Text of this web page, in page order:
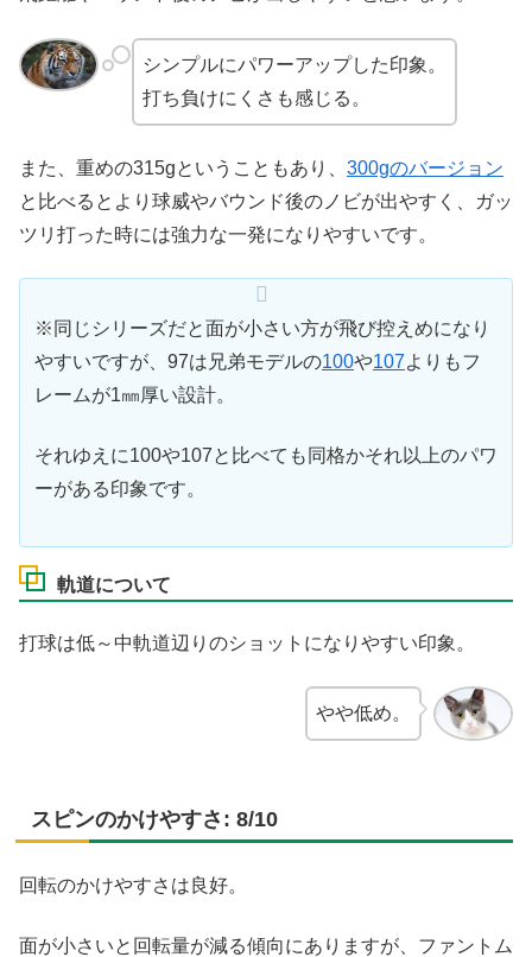
シンプルにパワーアップした印象。
打ち負けにくさも感じる。
また、重めの315gということもあり、 300gのバージョン
と比べるとより球威やバウンド後のノビが出やすく、ガッ
ツリ打った時には強力な一発になりやすいです。
※同じシリーズだと面が小さい方が飛び控えめになり
やすいですが、97は兄弟モデルの100や107よりもフ
レームが1㎜厚い設計。
それゆえに100や107と比べても同格かそれ以上のパワ
ーがある印象です。
軌道について
打球は低～中軌道辺りのショットになりやすい印象。
やや低め。
スピンのかけやすさ: 8/10
回転のかけやすさは良好。
面が小さいと回転量が減る傾向にありますが、ファントム